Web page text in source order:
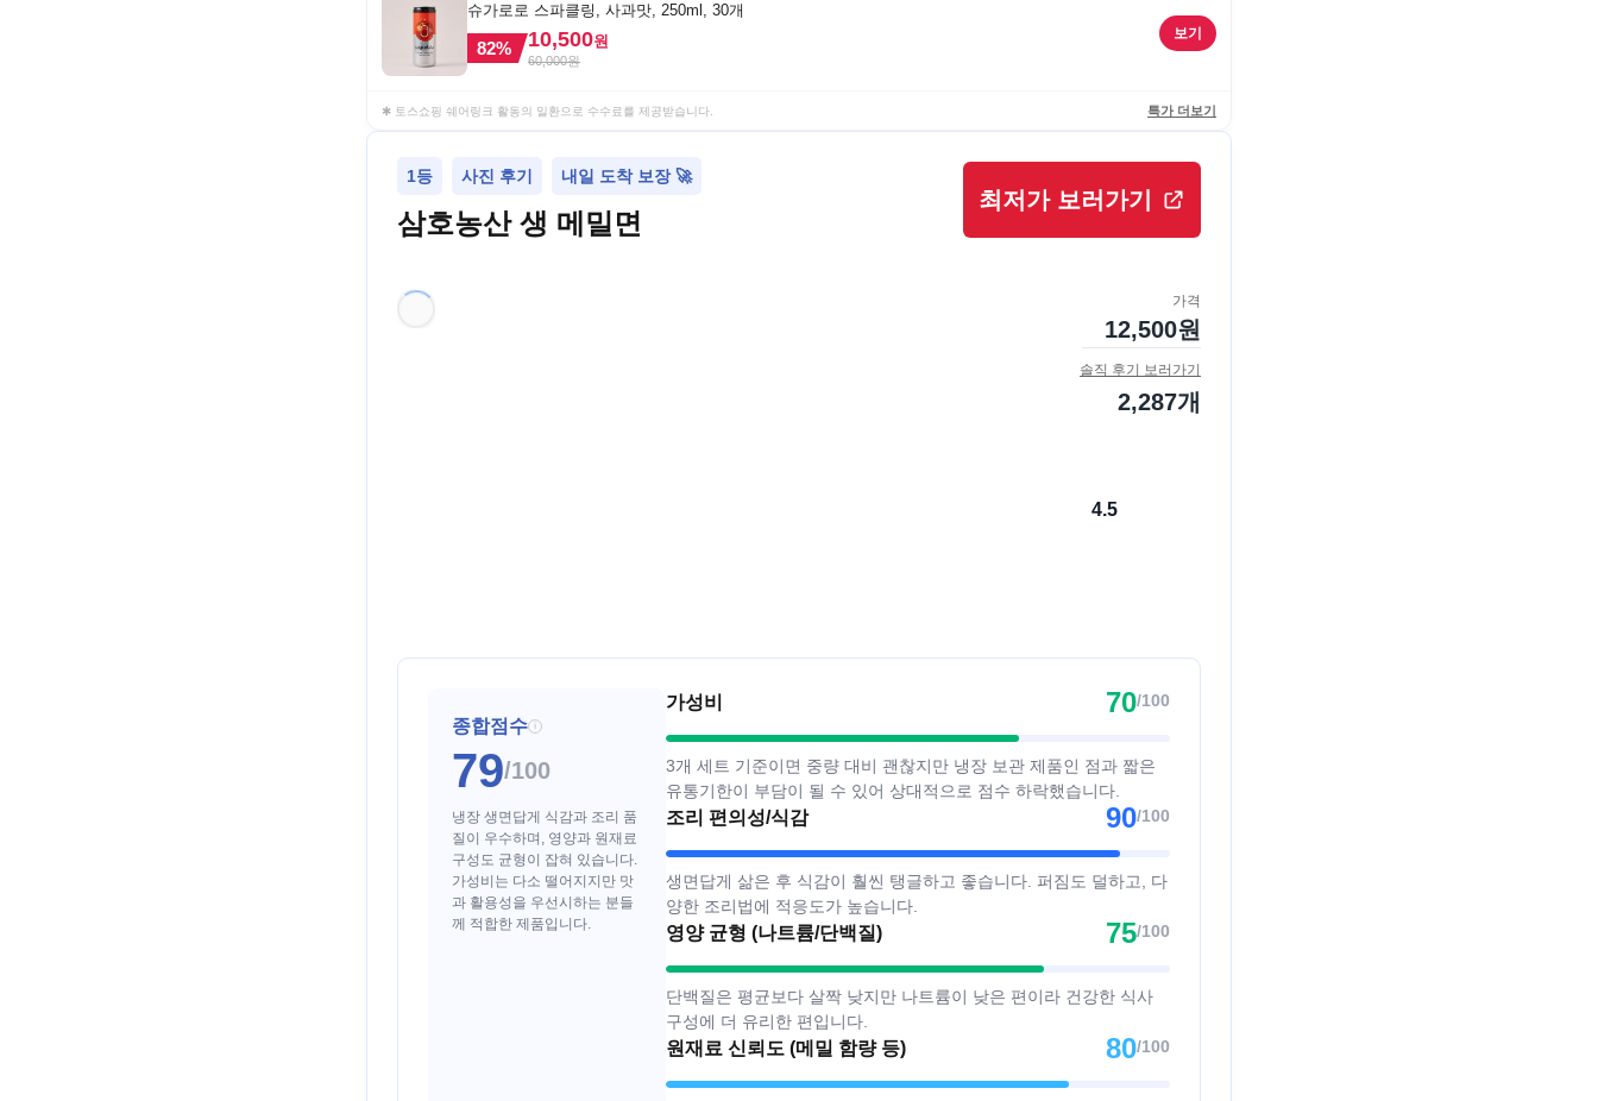
슈가로로 스파클링, 사과맛, 250ml, 30개
82% 10,500원
60,000원
보기
✱ 토스쇼핑 쉐어링크 활동의 일환으로 수수료를 제공받습니다. 특가 더보기
1등 사진 후기 내일 도착 보장 🚀
삼호농산 생 메밀면
최저가 보러가기
가격
12,500원
솔직 후기 보러가기
2,287개
4.5
종합점수 i
79/100
냉장 생면답게 식감과 조리 품
질이 우수하며, 영양과 원재료
구성도 균형이 잡혀 있습니다.
가성비는 다소 떨어지지만 맛
과 활용성을 우선시하는 분들
께 적합한 제품입니다.
가성비 70/100
3개 세트 기준이면 중량 대비 괜찮지만 냉장 보관 제품인 점과 짧은
유통기한이 부담이 될 수 있어 상대적으로 점수 하락했습니다.
조리 편의성/식감 90/100
생면답게 삶은 후 식감이 훨씬 탱글하고 좋습니다. 퍼짐도 덜하고, 다
양한 조리법에 적응도가 높습니다.
영양 균형 (나트륨/단백질) 75/100
단백질은 평균보다 살짝 낮지만 나트륨이 낮은 편이라 건강한 식사
구성에 더 유리한 편입니다.
원재료 신뢰도 (메밀 함량 등) 80/100